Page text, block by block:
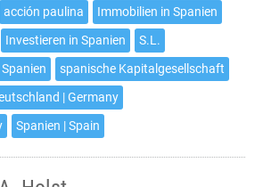
acción paulina
Immobilien in Spanien
Investieren in Spanien
S.L.
Spanien
spanische Kapitalgesellschaft
| Germany
Spanien | Spain